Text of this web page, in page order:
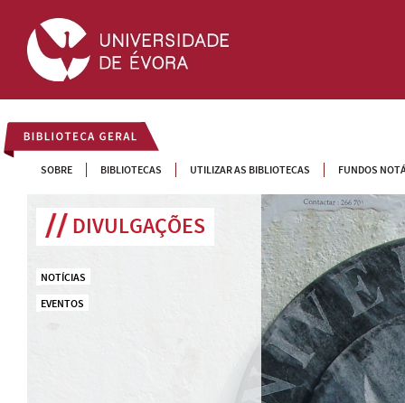
BIBLIOTECA GERAL
SOBRE BIBLIOTECAS UTILIZAR AS BIBLIOTECAS FUNDOS
DIVULGAÇÕES
NOTÍCIAS
EVENTOS